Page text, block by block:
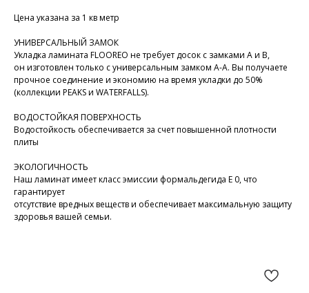
Цена указана за 1 кв метр
УНИВЕРСАЛЬНЫЙ ЗАМОК
Укладка ламината FLOOREO не требует досок с замками А и В,
он изготовлен только с универсальным замком А-А. Вы получаете
прочное соединение и экономию на время укладки до 50%
(коллекции PEAKS и WATERFALLS).
ВОДОСТОЙКАЯ ПОВЕРХНОСТЬ
Водостойкость обеспечивается за счет повышенной плотности
плиты
ЭКОЛОГИЧНОСТЬ
Наш ламинат имеет класс эмиссии формальдегида E 0, что
гарантирует
отсутствие вредных веществ и обеспечивает максимальную защиту
здоровья вашей семьи.